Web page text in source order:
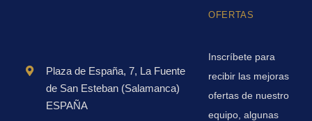
Plaza de España, 7, La Fuente
de San Esteban (Salamanca)
ESPAÑA
OFERTAS
Inscríbete para
recibir las mejoras
ofertas de nuestro
equipo, algunas